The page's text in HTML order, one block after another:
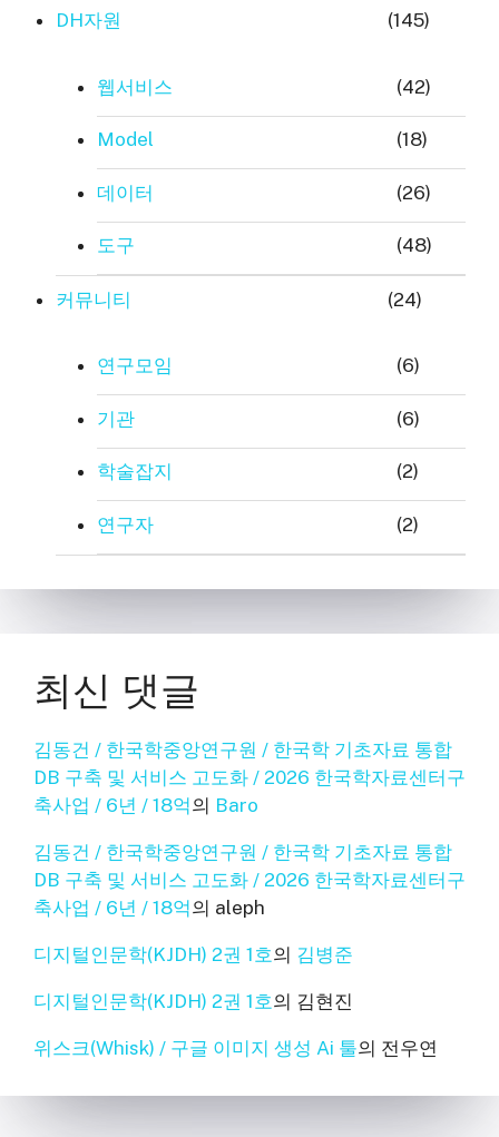
DH자원 (145)
웹서비스 (42)
Model (18)
데이터 (26)
도구 (48)
커뮤니티 (24)
연구모임 (6)
기관 (6)
학술잡지 (2)
연구자 (2)
최신 댓글
김동건 / 한국학중앙연구원 / 한국학 기초자료 통합
DB 구축 및 서비스 고도화 / 2026 한국학자료센터구
축사업 / 6년 / 18억의 Baro
김동건 / 한국학중앙연구원 / 한국학 기초자료 통합
DB 구축 및 서비스 고도화 / 2026 한국학자료센터구
축사업 / 6년 / 18억의 aleph
디지털인문학(KJDH) 2권 1호의 김병준
디지털인문학(KJDH) 2권 1호의 김현진
위스크(Whisk) / 구글 이미지 생성 Ai 툴의 전우연